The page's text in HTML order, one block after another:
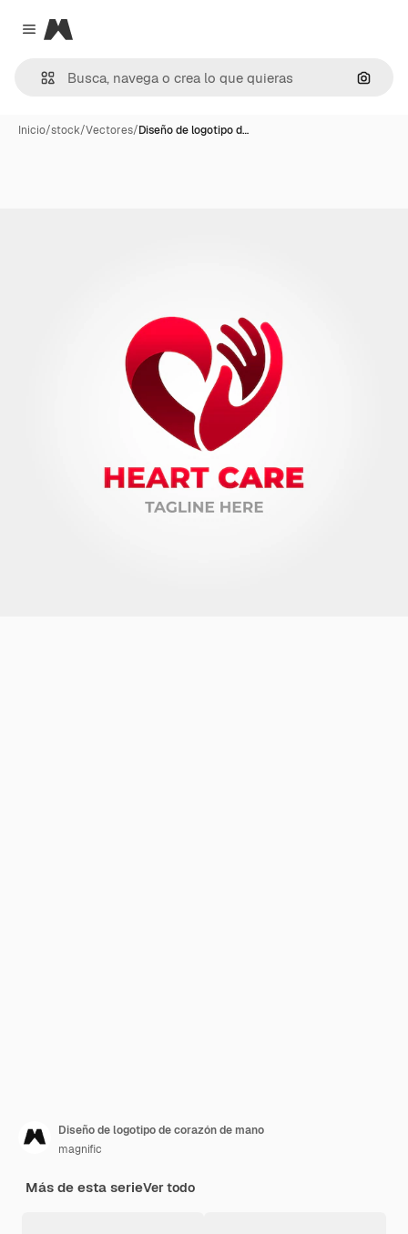
Close menu
Magnific
Inicio/stock/Vectores/Diseño de logotipo d…
Diseño de logotipo de corazón de mano
magnific
Más de esta serieVer todo